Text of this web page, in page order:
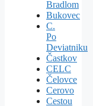
Bradlom
Bukovec
C.
Po
Deviatniku
Častkov
CELC
Čelovce
Cerovo
Cestou